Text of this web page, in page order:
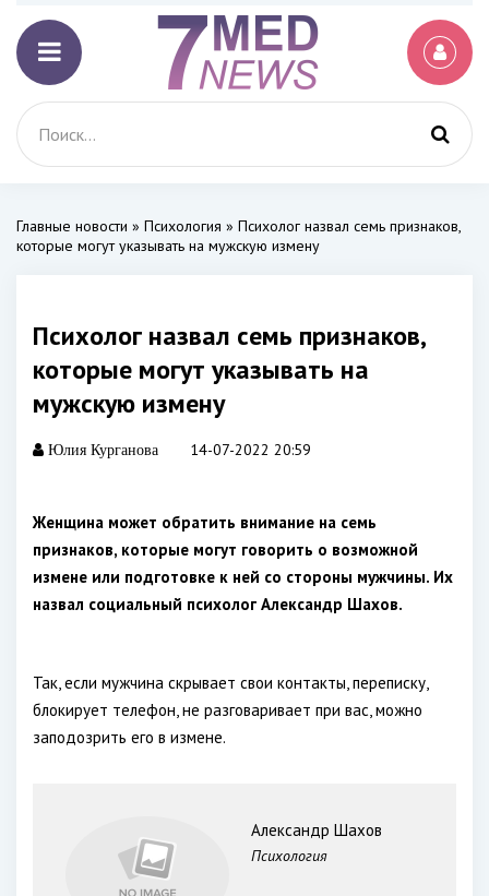
Главные новости » Психология » Психолог назвал семь признаков,
которые могут указывать на мужскую измену
Психолог назвал семь признаков,
которые могут указывать на
мужскую измену
Юлия Курганова 14-07-2022 20:59
Женщина может обратить внимание на семь
признаков, которые могут говорить о возможной
измене или подготовке к ней со стороны мужчины. Их
назвал социальный психолог Александр Шахов.
Так, если мужчина скрывает свои контакты, переписку,
блокирует телефон, не разговаривает при вас, можно
заподозрить его в измене.
Александр Шахов
Психология